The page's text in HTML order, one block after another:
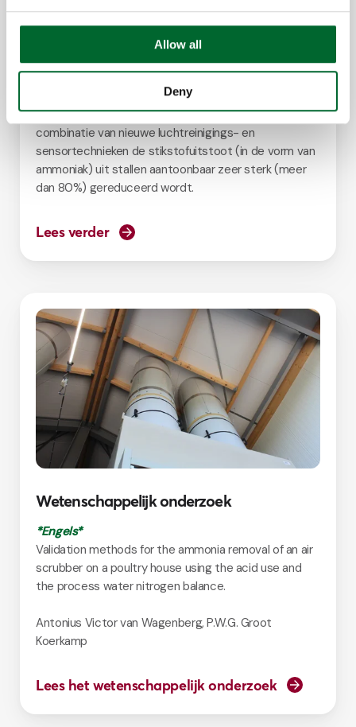
Allow all
Deny
Ons statement
AANBOD: een uitweg uit de stikstofcrisis
Het is nu wetenschappelijk vastgesteld dat met een
combinatie van nieuwe luchtreinigings- en
sensortechnieken de stikstofuitstoot (in de vorm van
ammoniak) uit stallen aantoonbaar zeer sterk (meer
dan 80%) gereduceerd wordt.
Lees verder
Wetenschappelijk onderzoek
*Engels*
Validation methods for the ammonia removal of an air
scrubber on a poultry house using the acid use and
the process water nitrogen balance.
Antonius Victor van Wagenberg, P.W.G. Groot
Koerkamp
Lees het wetenschappelijk onderzoek